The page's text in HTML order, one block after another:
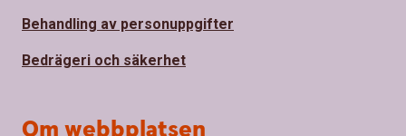
Behandling av personuppgifter
Bedrägeri och säkerhet